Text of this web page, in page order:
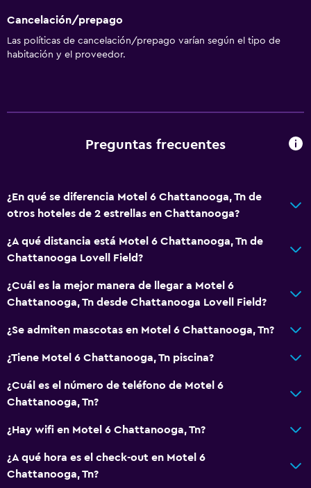
Cancelación/prepago
Las políticas de cancelación/prepago varían según el tipo de
habitación y el proveedor.
Preguntas frecuentes
¿En qué se diferencia Motel 6 Chattanooga, Tn de
otros hoteles de 2 estrellas en Chattanooga?
¿A qué distancia está Motel 6 Chattanooga, Tn de
Chattanooga Lovell Field?
¿Cuál es la mejor manera de llegar a Motel 6
Chattanooga, Tn desde Chattanooga Lovell Field?
¿Se admiten mascotas en Motel 6 Chattanooga, Tn?
¿Tiene Motel 6 Chattanooga, Tn piscina?
¿Cuál es el número de teléfono de Motel 6
Chattanooga, Tn?
¿Hay wifi en Motel 6 Chattanooga, Tn?
¿A qué hora es el check-out en Motel 6
Chattanooga, Tn?